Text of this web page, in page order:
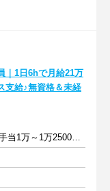
｜1日6hで月給21万
支給♪無資格＆未経
月給21万1000円～(＋別途手当1万～1万2500円) ＋交通費全額支給